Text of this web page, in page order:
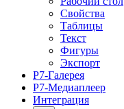
Свойства
Таблицы
Текст
Фигуры
Экспорт
Р7-Галерея
Р7-Медиаплеер
Интеграция